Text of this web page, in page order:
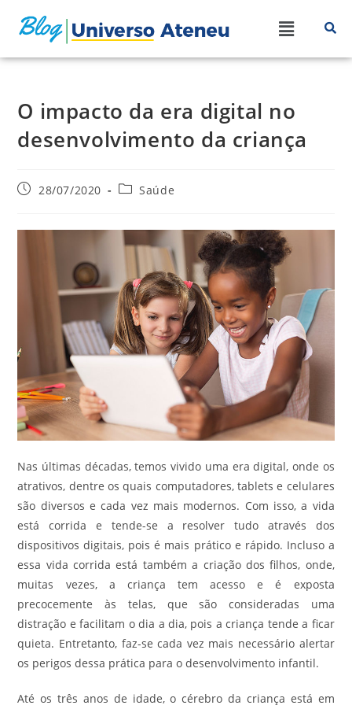
O impacto da era digital no
desenvolvimento da criança
28/07/2020 Saúde
Nas últimas décadas, temos vivido uma era digital, onde os
atrativos, dentre os quais computadores, tablets e celulares
são diversos e cada vez mais modernos. Com isso, a vida
está corrida e tende-se a resolver tudo através dos
dispositivos digitais, pois é mais prático e rápido. Incluso a
essa vida corrida está também a criação dos filhos, onde,
muitas vezes, a criança tem acesso e é exposta
precocemente às telas, que são consideradas uma
distração e facilitam o dia a dia, pois a criança tende a ficar
quieta. Entretanto, faz-se cada vez mais necessário alertar
os perigos dessa prática para o desenvolvimento infantil.
Até os três anos de idade, o cérebro da criança está em